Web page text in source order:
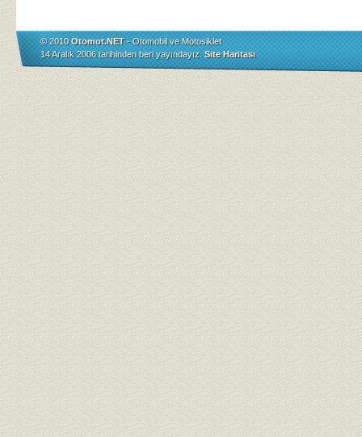
© 2010Otomot.NET- Otomobil ve Motosiklet
14 Aralık 2006 tarihinden beri yayındayız. Site Haritası